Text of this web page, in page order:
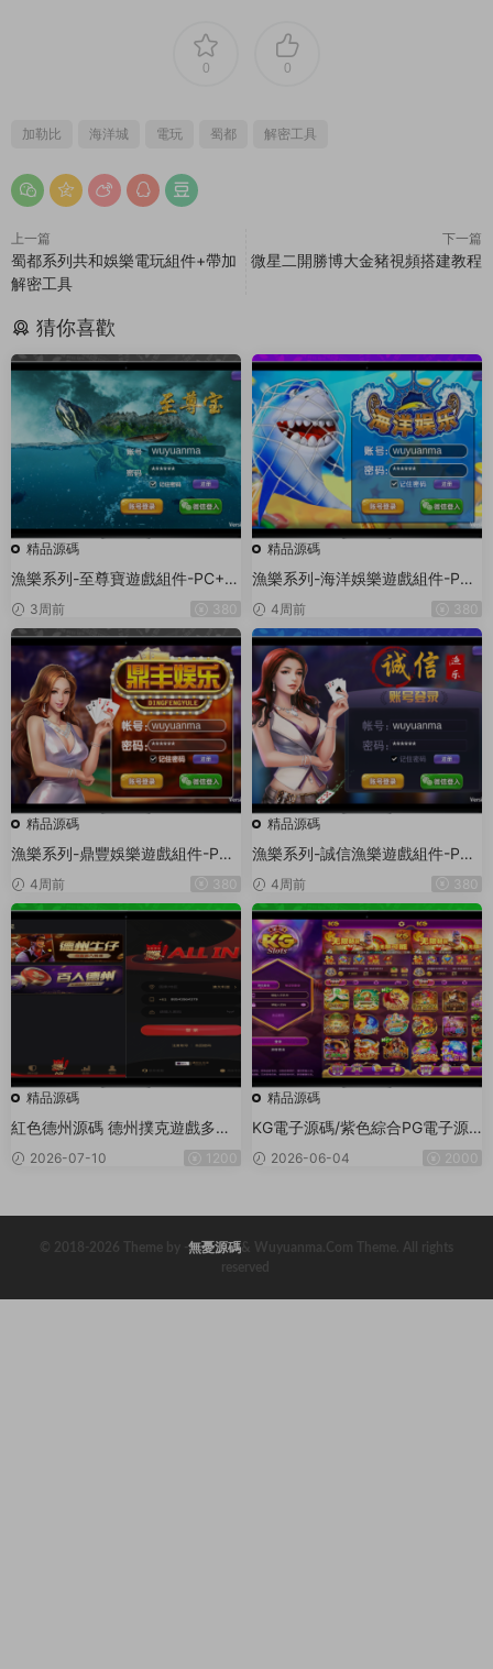
0 0
加勒比 海洋城 電玩 蜀都 解密工具
上一篇
蜀都系列共和娛樂電玩組件+帶加
解密工具
下一篇
微星二開勝博大金豬視頻搭建教程
猜你喜歡
精品源碼
漁樂系列-至尊寶遊戲組件-PC+安
卓+蘋果3端
3周前 380
精品源碼
漁樂系列-海洋娛樂遊戲組件-PC
+安卓+蘋果3端
4周前 380
精品源碼
漁樂系列-鼎豐娛樂遊戲組件-PC
+安卓+蘋果3端
4周前 380
精品源碼
漁樂系列-誠信漁樂遊戲組件-PC
+安卓+蘋果3端
4周前 380
精品源碼
紅色德州源碼 德州撲克遊戲多語
言版/Unity+JAVA版APP雙端源
碼/中英繁三語言+帶控+帶彩池持
2026-07-10 1200
精品源碼
KG電子源碼/紫色綜合PG電子源
碼/老虎機源碼/電玩城源碼/PG遊
戲系統源碼/棋牌捕魚無需接口無
2026-06-04 2000
© 2018-2026 Theme by -無憂源碼& Wuyuanma.Com Theme. All rights
reserved